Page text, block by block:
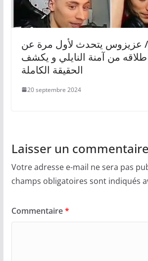
عزيزوس يتحدث لأول مرة عن
من آمنة النايلي و يكشف
الحقيقة الكاملة
20 septembre 2024
Laisser un commentaire
Votre adresse e-mail ne sera pas
champs obligatoires sont indiqués
Commentaire*